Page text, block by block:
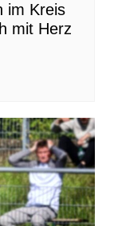
im Kreis
mit Herz